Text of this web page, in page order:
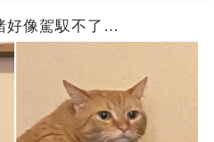
好像駕馭不了…